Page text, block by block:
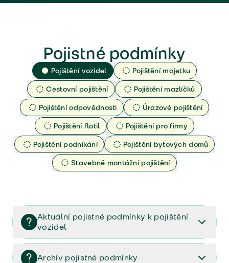
Pojistné podmínky
Pojištění vozidel
Pojištění majetku
Cestovní pojištění
Pojištění mazlíčků
Pojištění odpovědnosti
Úrazové pojištění
Pojištění flotil
Pojištění pro firmy
Pojištění podnikání
Pojištění bytových domů
Stavebně montážní pojištění
Aktuální pojistné podmínky k pojištění
vozidel
Pojištění vozidel/Pojistné podmínky a vše důležité ke
smlouvě (PDF)
Archív pojistné podmínky